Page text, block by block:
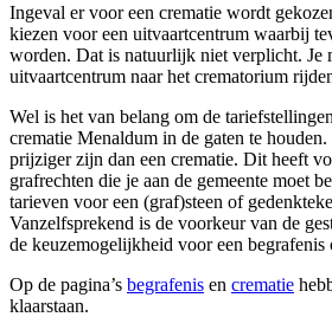
Ingeval er voor een crematie wordt
kiezen voor een uitvaartcentrum waarbij
worden. Dat is natuurlijk niet verplicht. Je
uitvaartcentrum naar het crematorium
Wel is het van belang om de
crematie Menaldum in de gaten te
prijziger zijn dan een crematie. Dit heeft
grafrechten die je aan de gemeente moet
tarieven voor een (graf)steen of
Vanzelfsprekend is de voorkeur van de
de keuzemogelijkheid voor een begrafenis
Op de pagina’s begrafenis en crematie
klaarstaan.